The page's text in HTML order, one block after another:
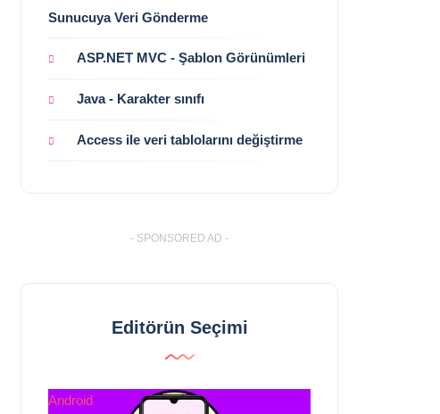
Sunucuya Veri Gönderme
ASP.NET MVC - Şablon Görünümleri
Java - Karakter sınıfı
Access ile veri tablolarını değiştirme
- SPONSORED AD -
Editörün Seçimi
Android